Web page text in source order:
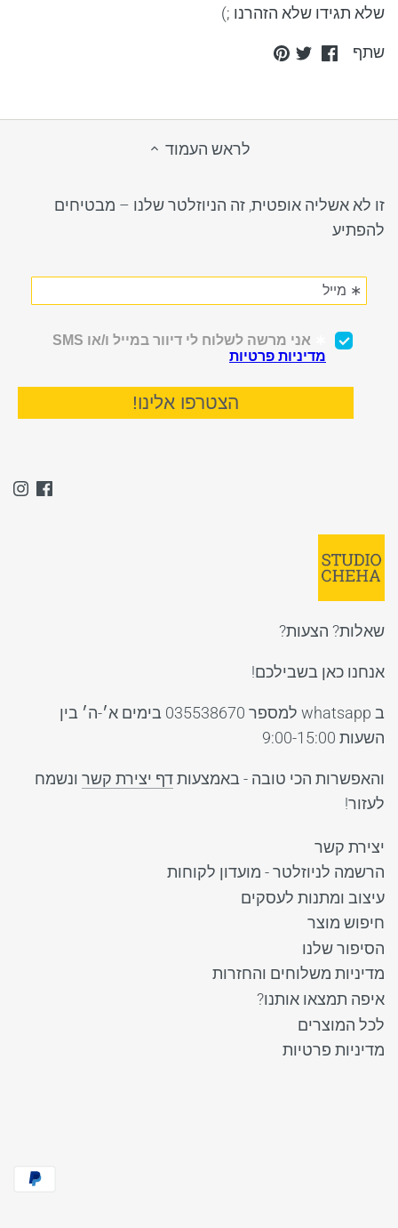
שלא תגידו שלא הזהרנו ;)
שתף
Share
Share
Pin
לראש העמוד
זו לא אשליה אופטית, זה הניוזלטר שלנו – מבטיחים
להפתיע
שאלות? הצעות?
אנחנו כאן בשבילכם!
ב whatsapp למספר 035538670 בימים א׳-ה׳ בין
השעות 9:00-15:00
והאפשרות הכי טובה - באמצעותדף יצירת קשר ונשמח
לעזור!
יצירת קשר
הרשמה לניוזלטר - מועדון לקוחות
עיצוב ומתנות לעסקים
חיפוש מוצר
הסיפור שלנו
מדיניות משלוחים והחזרות
איפה תמצאו אותנו?
לכל המוצרים
מדיניות פרטיות